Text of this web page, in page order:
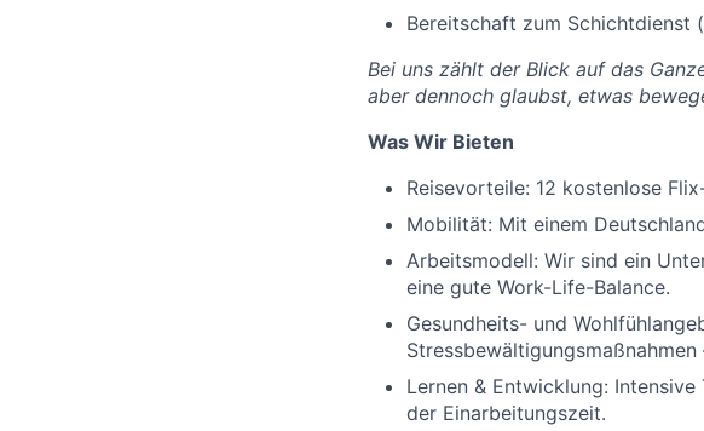
Bereitschaft zum Schichtdienst
Bei uns zählt der Blick auf das
aber dennoch glaubst, etwas
Was Wir Bieten
Reisevorteile: 12 kostenlose
Mobilität: Mit einem
Arbeitsmodell: Wir sind ein
eine gute Work-Life-Balance.
Gesundheits- und
Lernen & Entwicklung:
der Einarbeitungszeit.